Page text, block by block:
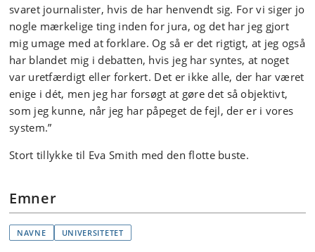
svaret journalister, hvis de har henvendt sig. For vi siger jo
nogle mærkelige ting inden for jura, og det har jeg gjort
mig umage med at forklare. Og så er det rigtigt, at jeg også
har blandet mig i debatten, hvis jeg har syntes, at noget
var uretfærdigt eller forkert. Det er ikke alle, der har været
enige i dét, men jeg har forsøgt at gøre det så objektivt,
som jeg kunne, når jeg har påpeget de fejl, der er i vores
system.”
Stort tillykke til Eva Smith med den flotte buste.
Emner
NAVNE UNIVERSITETET